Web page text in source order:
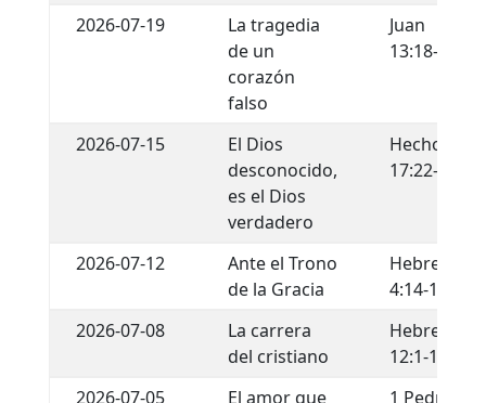
2026-07-19
La tragedia
de un
corazón
falso
Juan
13:18-22
2026-07-15
El Dios
desconocido,
es el Dios
verdadero
Hechos
17:22-34
2026-07-12
Ante el Trono
de la Gracia
Hebreos
4:14-16
2026-07-08
La carrera
del cristiano
Hebreos
12:1-13
2026-07-05
El amor que
1 Pedro